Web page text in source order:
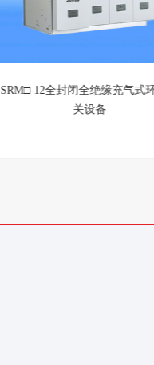
GTXGN-12智能固定绝缘柜